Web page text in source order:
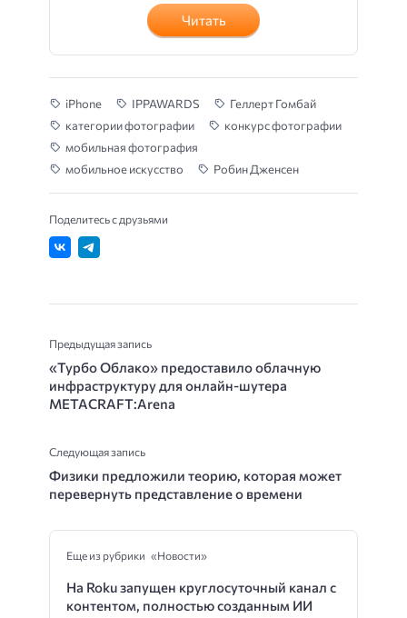
Читать
iPhone IPPAWARDS
Геллерт Гомбай
категории фотографии
конкурс фотографии
мобильная фотография
мобильное искусство
Робин Дженсен
Поделитесь с друзьями
Предыдущая запись
«Турбо Облако» предоставило облачную
инфраструктуру для онлайн-шутера
METACRAFT:Arena
Следующая запись
Физики предложили теорию, которая может
перевернуть представление о времени
Еще из рубрики «Новости»
На Roku запущен круглосуточный канал с
контентом, полностью созданным ИИ